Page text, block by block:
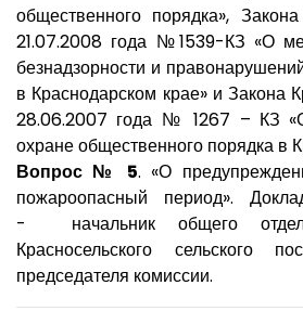
общественного порядка»,
21.07.2008 года №1539-КЗ «О
безнадзорности и
в Краснодарском крае» и Закона
28.06.2007 года № 1267 – КЗ
охране общественного порядка в
Вопрос № 5. «О
пожароопасный период».
- начальник общего
Красносельского сельского
председателя комиссии.